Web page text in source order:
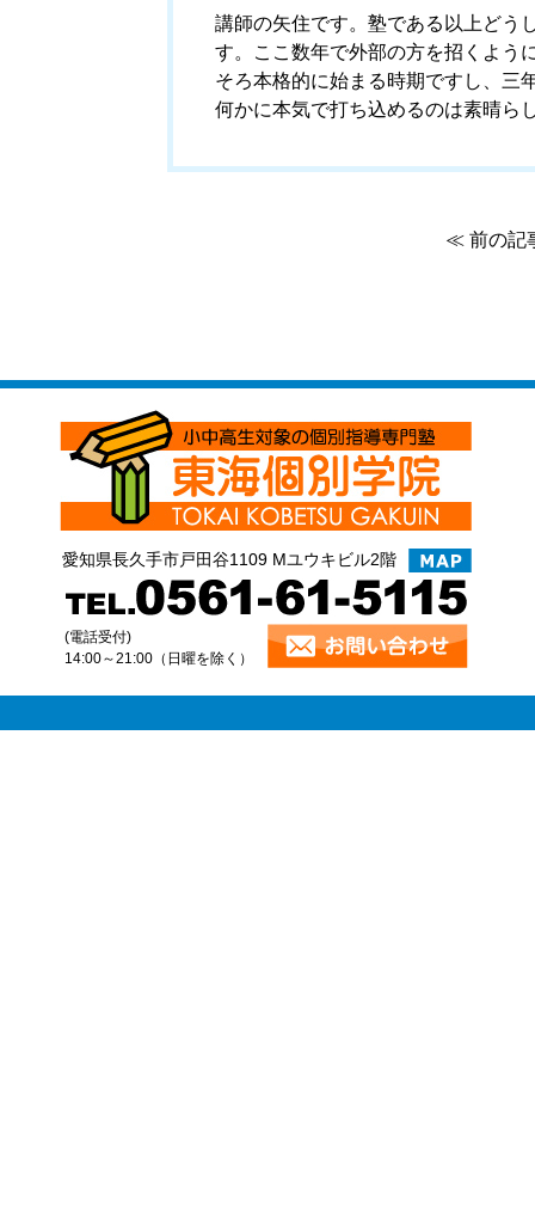
講師の矢住です。塾である以上どう
す。ここ数年で外部の方を招くよう
そろ本格的に始まる時期ですし、三
何かに本気で打ち込めるのは素晴ら
≪ 前の記
愛知県長久手市戸田谷1109 Mユウキビル2階
(電話受付)
14:00～21:00（日曜を除く）